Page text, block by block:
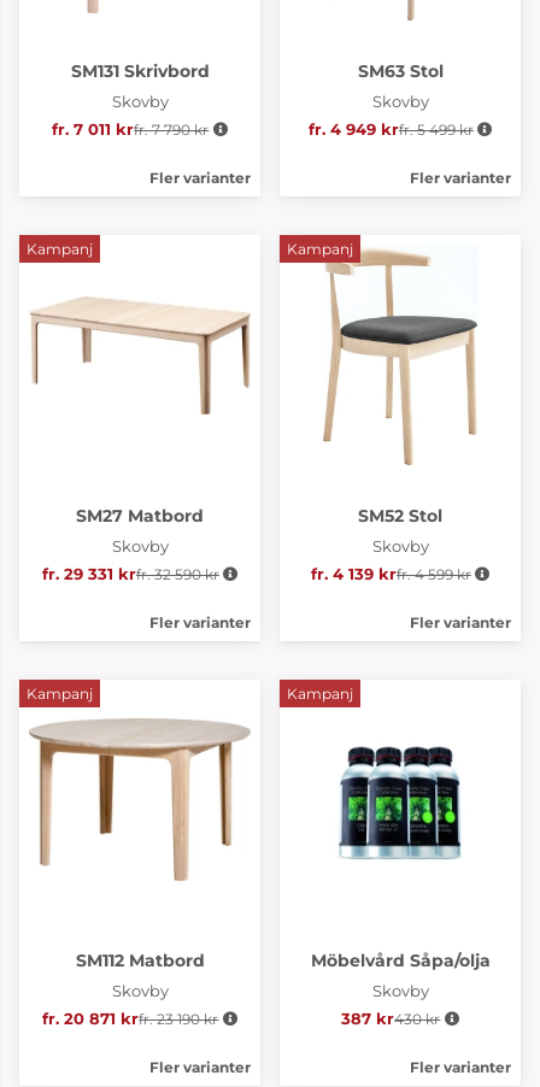
SM131 Skrivbord
Skovby
fr. 7 011 kr Ordinarie pris:
fr. 7 790 kr
Fler varianter
SM63 Stol
Skovby
fr. 4 949 krOrdinarie pris:
fr. 5 499 kr
Fler varianter
Kampanj
SM27 Matbord
Skovby
fr. 29 331 krOrdinarie pris:
fr. 32 590 kr
Fler varianter
Kampanj
SM52 Stol
Skovby
fr. 4 139 krOrdinarie pris:
fr. 4 599 kr
Fler varianter
Kampanj
SM112 Matbord
Skovby
fr. 20 871 krOrdinarie pris:
fr. 23 190 kr
Fler varianter
Kampanj
Möbelvård Såpa/olja
Skovby
387 kr Ordinarie pris:
430 kr
Fler varianter